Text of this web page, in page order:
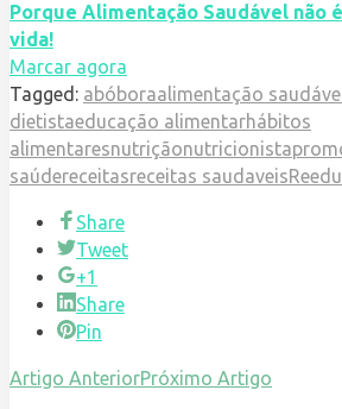
Porque Alimentação Saudável não
vida!
Marcar agora
Tagged: abóboraalimentação
dietistaeducação alimentarhábitos
alimentaresnutriçãonutricionista
saúdereceitasreceitas saudaveis
Share
Tweet
+1
Share
Pin
Artigo AnteriorPróximo Artigo